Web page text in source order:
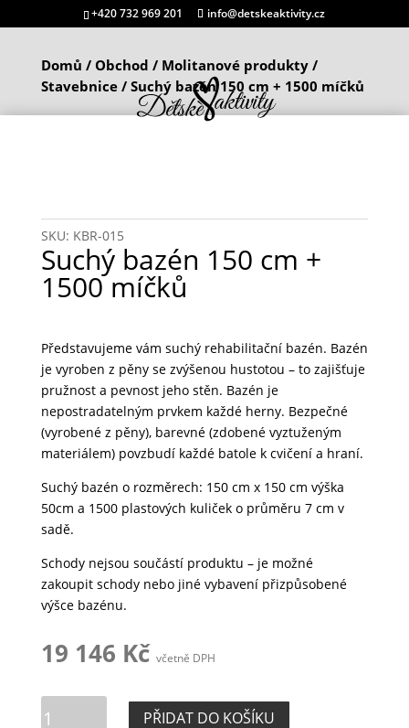
+420 732 969 201 info@detskeaktivity.cz
Domů / Obchod / Molitanové produkty/
Stavebnice/ Suchý bazén 150 cm + 1500 míčků
SKU: KBR-015
Suchý bazén 150 cm +
1500 míčků
Představujeme vám suchý rehabilitační bazén. Bazén
je vyroben z pěny se zvýšenou hustotou – to zajišťuje
pružnost a pevnost jeho stěn. Bazén je
nepostradatelným prvkem každé herny. Bezpečné
(vyrobené z pěny), barevné (zdobené vyztuženým
materiálem) povzbudí každé batole k cvičení a hraní.
Suchý bazén o rozměrech: 150 cm x 150 cm výška
50cm a 1500 plastových kuliček o průměru 7 cm v
sadě.
Schody nejsou součástí produktu – je možné
zakoupit schody nebo jiné vybavení přizpůsobené
výšce bazénu.
19 146 Kč včetně DPH
PŘIDAT DO KOŠÍKU